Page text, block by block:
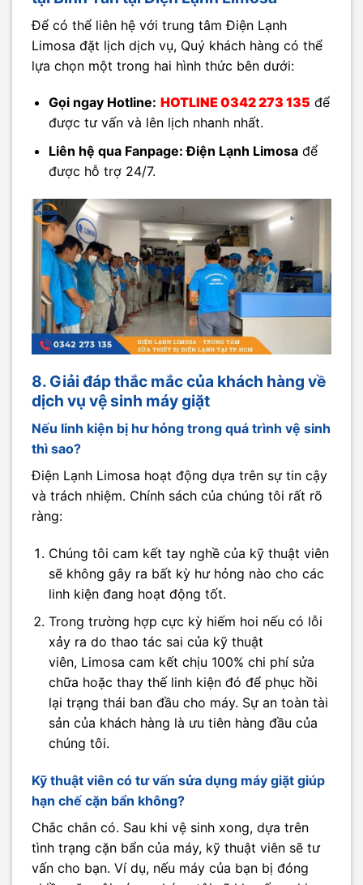
Để có thể liên hệ với trung tâm Điện Lạnh
Limosa đặt lịch dịch vụ, Quý khách hàng có thể
lựa chọn một trong hai hình thức bên dưới:
Gọi ngay Hotline: HOTLINE 0342 273 135 để
được tư vấn và lên lịch nhanh nhất.
Liên hệ qua Fanpage: Điện Lạnh Limosađể
được hỗ trợ 24/7.
8. Giải đáp thắc mắc của khách hàng về
dịch vụ vệ sinh máy giặt
Nếu linh kiện bị hư hỏng trong quá trình vệ sinh
thì sao?
Điện Lạnh Limosa hoạt động dựa trên sự tin cậy
và trách nhiệm. Chính sách của chúng tôi rất rõ
ràng:
Chúng tôi cam kết tay nghề của kỹ thuật viên
sẽ không gây ra bất kỳ hư hỏng nào cho các
linh kiện đang hoạt động tốt.
Trong trường hợp cực kỳ hiếm hoi nếu có lỗi
xảy ra do thao tác sai của kỹ thuật
viên, Limosa cam kết chịu 100% chi phí sửa
chữa hoặc thay thế linh kiện đó để phục hồi
lại trạng thái ban đầu cho máy. Sự an toàn tài
sản của khách hàng là ưu tiên hàng đầu của
chúng tôi.
Kỹ thuật viên có tư vấn sửa dụng máy giặt giúp
hạn chế cặn bẩn không?
Chắc chắn có. Sau khi vệ sinh xong, dựa trên
tình trạng cặn bẩn của máy, kỹ thuật viên sẽ tư
vấn cho bạn. Ví dụ, nếu máy của bạn bị đóng